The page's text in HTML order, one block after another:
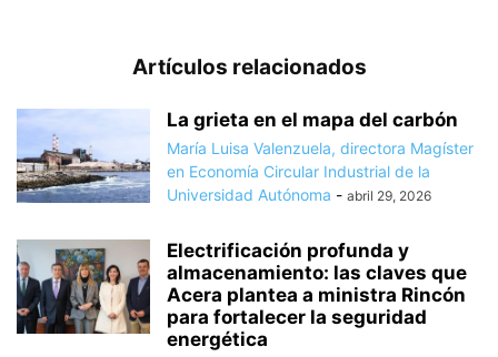
Artículos relacionados
La grieta en el mapa del carbón
María Luisa Valenzuela, directora Magíster
en Economía Circular Industrial de la
Universidad Autónoma - abril 29, 2026
Electrificación profunda y
almacenamiento: las claves que
Acera plantea a ministra Rincón
para fortalecer la seguridad
energética